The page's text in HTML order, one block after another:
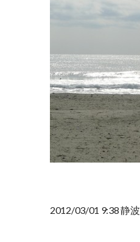
2012/03/01 9:38 静波